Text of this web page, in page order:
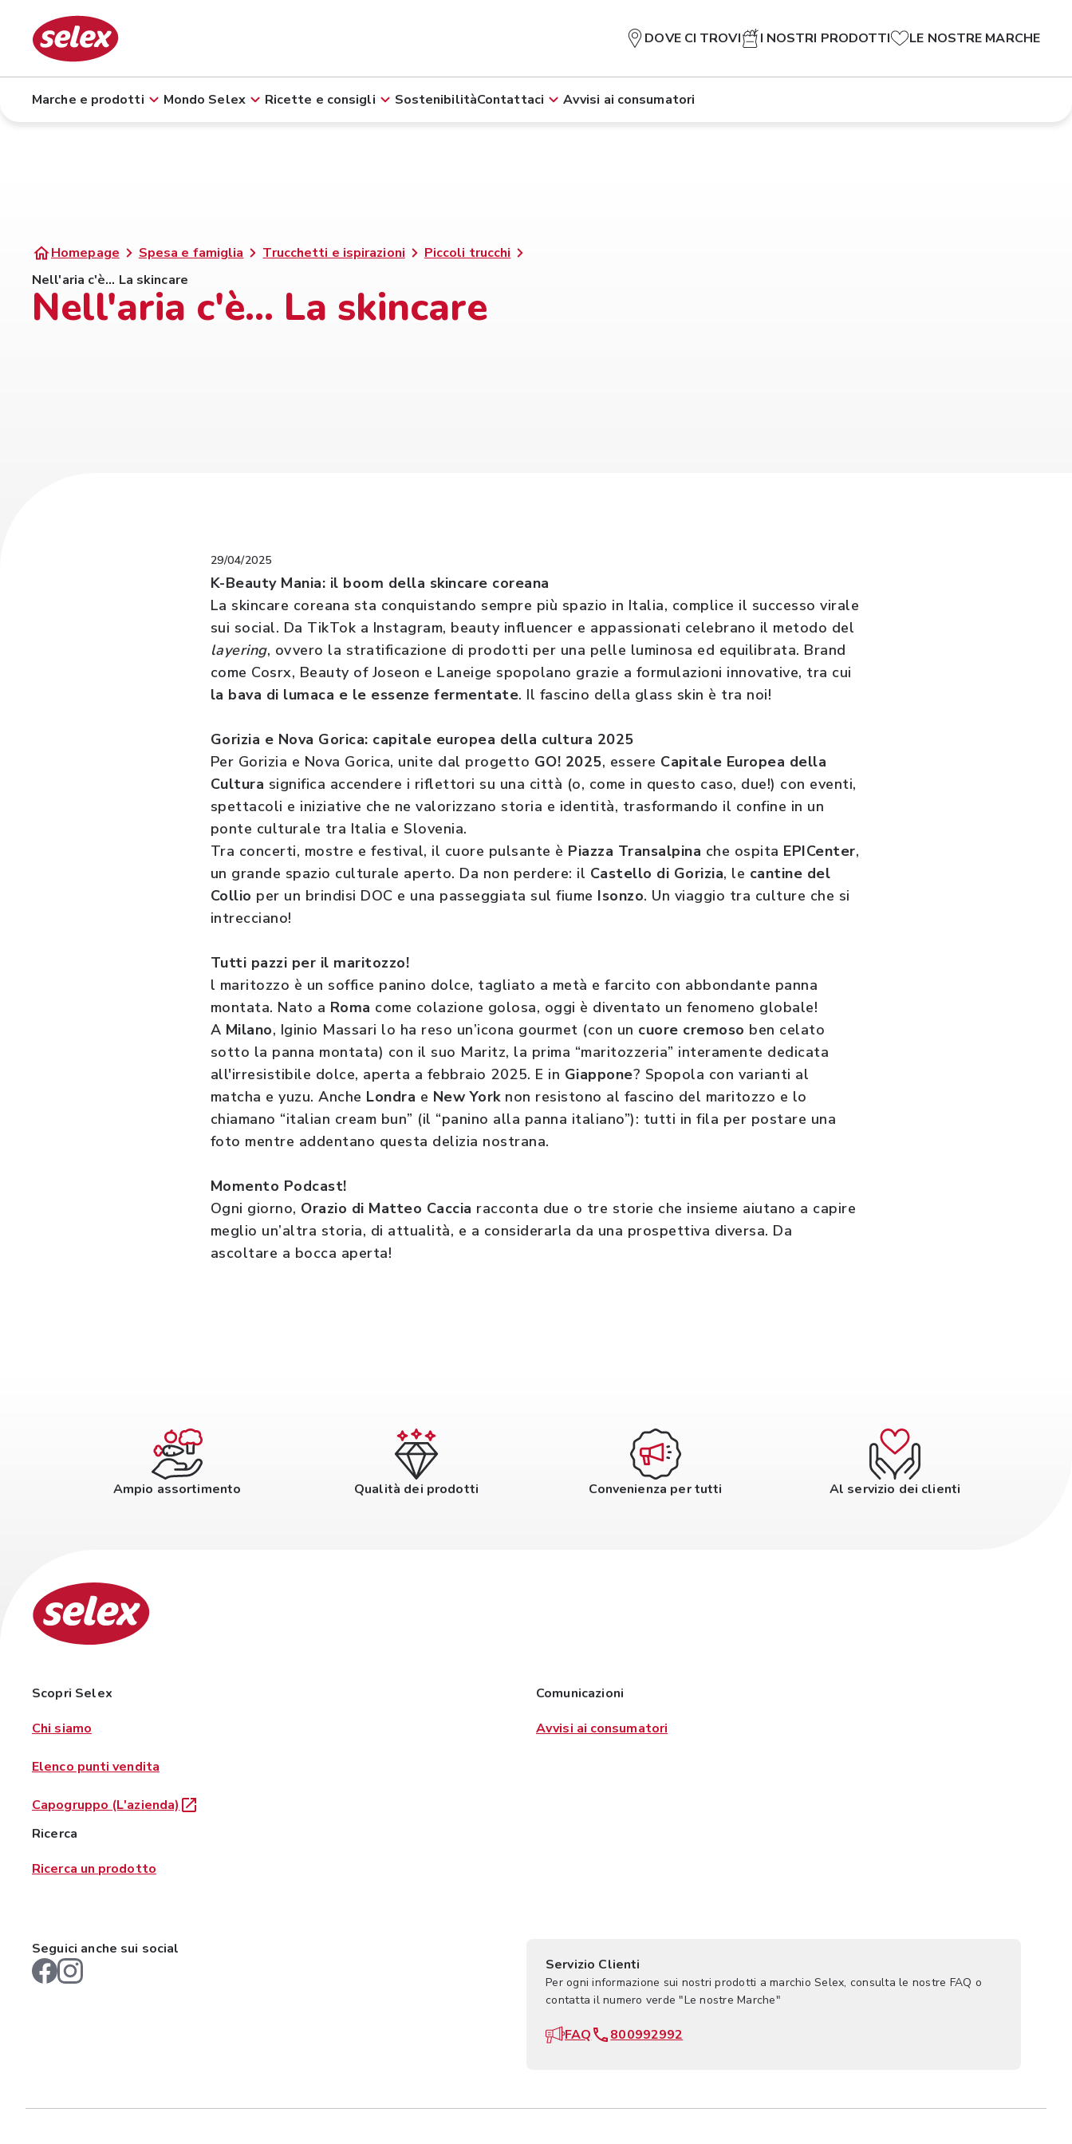
DOVE CI TROVI I NOSTRI PRODOTTI LE NOSTRE MARCHE
Marche e prodotti Mondo Selex Ricette e consigli SostenibilitàContattaci Avvisi ai consumatori
Homepage Spesa e famiglia Trucchetti e ispirazioni
Piccoli trucchi
Nell'aria c'è... La skincare
Nell'aria c'è... La skincare
29/04/2025
K-Beauty Mania: il boom della skincare coreana
La skincare coreana sta conquistando sempre più spazio in Italia, complice il successo virale
sui social. Da TikTok a Instagram, beauty influencer e appassionati celebrano il metodo del
layering, ovvero la stratificazione di prodotti per una pelle luminosa ed equilibrata. Brand
come Cosrx, Beauty of Joseon e Laneige spopolano grazie a formulazioni innovative, tra cui
la bava di lumaca e le essenze fermentate. Il fascino della glass skin è tra noi!
Gorizia e Nova Gorica: capitale europea della cultura 2025
Per Gorizia e Nova Gorica, unite dal progetto GO! 2025, essere Capitale Europea della
Cultura significa accendere i riflettori su una città (o, come in questo caso, due!) con eventi,
spettacoli e iniziative che ne valorizzano storia e identità, trasformando il confine in un
ponte culturale tra Italia e Slovenia.
Tra concerti, mostre e festival, il cuore pulsante è Piazza Transalpina che ospita EPICenter,
un grande spazio culturale aperto. Da non perdere: il Castello di Gorizia, le cantine del
Collio per un brindisi DOC e una passeggiata sul fiume Isonzo. Un viaggio tra culture che si
intrecciano!
Tutti pazzi per il maritozzo!
l maritozzo è un soffice panino dolce, tagliato a metà e farcito con abbondante panna
montata. Nato a Roma come colazione golosa, oggi è diventato un fenomeno globale!
A Milano, Iginio Massari lo ha reso un’icona gourmet (con un cuore cremoso ben celato
sotto la panna montata) con il suo Maritz, la prima “maritozzeria” interamente dedicata
all'irresistibile dolce, aperta a febbraio 2025. E in Giappone? Spopola con varianti al
matcha e yuzu. Anche Londra e New Yorknon resistono al fascino del maritozzo e lo
chiamano “italian cream bun” (il “panino alla panna italiano”): tutti in fila per postare una
foto mentre addentano questa delizia nostrana.
Momento Podcast!
Ogni giorno, Orazio di Matteo Caccia racconta due o tre storie che insieme aiutano a capire
meglio un’altra storia, di attualità, e a considerarla da una prospettiva diversa. Da
ascoltare a bocca aperta!
Ampio assortimento Qualità dei prodotti Convenienza per tutti Al servizio dei clienti
Scopri Selex
Chi siamo
Elenco punti vendita
Capogruppo (L'azienda)
Comunicazioni
Avvisi ai consumatori
Ricerca
Ricerca un prodotto
Seguici anche sui social
Servizio Clienti
Per ogni informazione sui nostri prodotti a marchio Selex, consulta le nostre FAQ o
contatta il numero verde "Le nostre Marche"
FAQ 800992992